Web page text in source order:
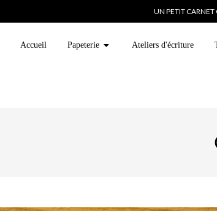
UN PETIT
Accueil Papeterie Ateliers d'écriture